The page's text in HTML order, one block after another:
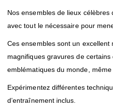
Nos ensembles de lieux célèbres
avec tout le nécessaire pour
Ces ensembles sont un excellent
magnifiques gravures de
emblématiques du monde, même
Expérimentez différentes
d’entraînement inclus.